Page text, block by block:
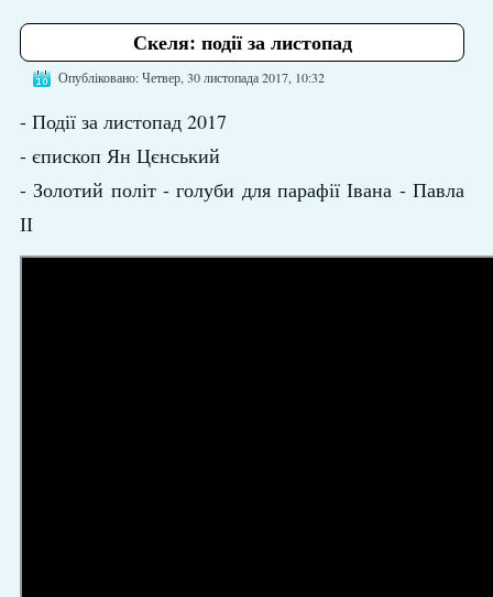
Скеля: події за листопад
Опубліковано: Четвер, 30 листопада 2017, 10:32
- Події за листопад 2017
- єпископ Ян Цєнський
- Золотий політ - голуби для парафії Івана - Павла
ІІ